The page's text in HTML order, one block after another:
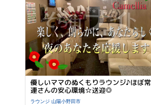
優しいママのぬくもりラウンジ♪ほぼ常
連さんの安心環境☆送迎◎
ラウンジ 山陽小野田市